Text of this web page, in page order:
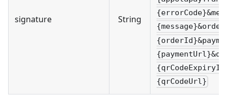
signature String
{qrCodeUrl}